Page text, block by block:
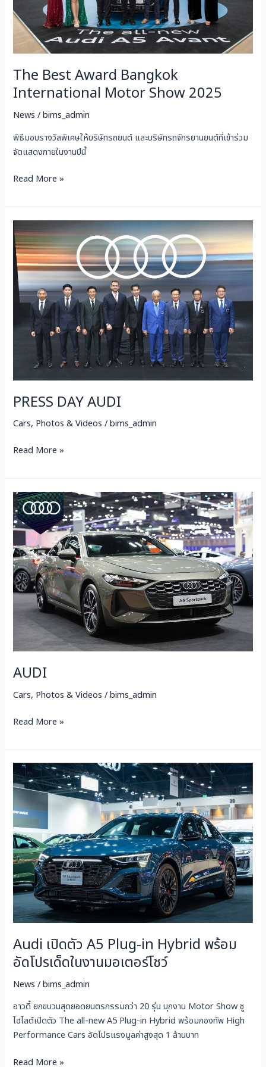
The Best Award Bangkok
International Motor Show 2025
News /bims_admin
พิธีมอบรางวัลพิเศษให้บริษัทรถยนต์ และบริษัทรถจักรยานยนต์ที่เข้าร่วม
จัดแสดงภายในงานปีนี้
Read More »
PRESS DAY AUDI
Cars, Photos & Videos /bims_admin
DAY
AUDI
Read More »
AUDI
Cars, Photos & Videos /bims_admin
AUDI
Read More »
Audi เปิดตัว A5 Plug-in Hybrid พร้อม
อัดโปรเด็ดในงานมอเตอร์โชว์
News /bims_admin
อาวดี้ ยกขบวนสุดยอดยนตรกรรมกว่า 20 รุ่น บุกงาน Motor Show ชู
ไฮไลต์เปิดตัว The all-new A5 Plug-in Hybrid พร้อมกองทัพ High
Performance Cars อัดโปรแรงมูลค่าสูงสุด 1 ล้านบาท
Audi
เปิด
ตัว
A5
Plug-
in
Hybrid
พร้อม
อัด
โปร
เด็ด
ใน
งาน
มอเตอร์
โชว์
Read More »